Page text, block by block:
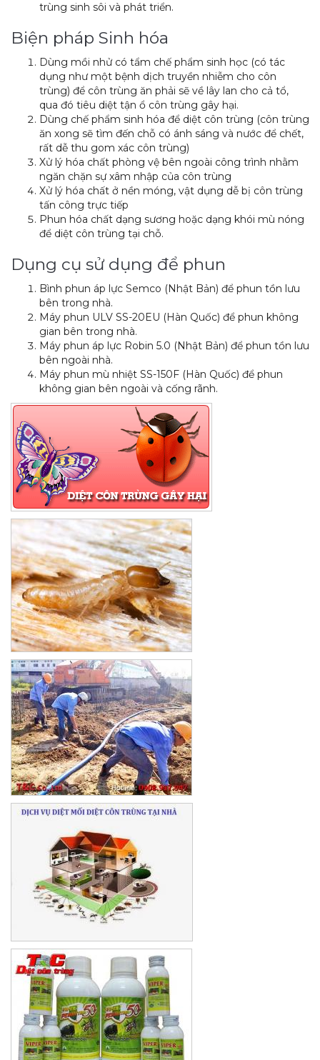
trùng sinh sôi và phát triển.
Biện pháp Sinh hóa
Dùng mồi nhử có tẩm chế phẩm sinh học (có tác
dụng như một bệnh dịch truyền nhiễm cho côn
trùng) để côn trùng ăn phải sẽ về lây lan cho cả tổ,
qua đó tiêu diệt tận ổ côn trùng gây hại.
Dùng chế phẩm sinh hóa để diệt côn trùng (côn trùng
ăn xong sẽ tìm đến chỗ có ánh sáng và nước để chết,
rất dễ thu gom xác côn trùng)
Xử lý hóa chất phòng vệ bên ngoài công trình nhằm
ngăn chặn sự xâm nhập của côn trùng
Xử lý hóa chất ở nền móng, vật dụng dễ bị côn trùng
tấn công trực tiếp
Phun hóa chất dạng sương hoặc dạng khói mù nóng
để diệt côn trùng tại chỗ.
Dụng cụ sử dụng để phun
Bình phun áp lực Semco (Nhật Bản) để phun tồn lưu
bên trong nhà.
Máy phun ULV SS-20EU (Hàn Quốc) để phun không
gian bên trong nhà.
Máy phun áp lực Robin 5.0 (Nhật Bản) để phun tồn lưu
bên ngoài nhà.
Máy phun mù nhiệt SS-150F (Hàn Quốc) để phun
không gian bên ngoài và cống rãnh.